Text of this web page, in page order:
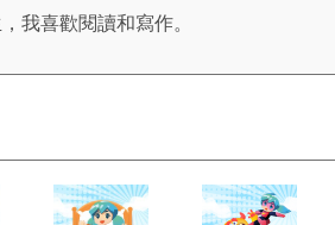
我喜歡閱讀和寫作。